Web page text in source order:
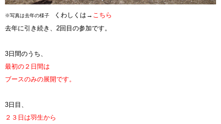
※写真は去年の様子 くわしくは→ こちら
去年に引き続き、2回目の参加です。
3日間のうち、
最初の２日間は
ブースのみの展開です。
3日目、
２３日は羽生から